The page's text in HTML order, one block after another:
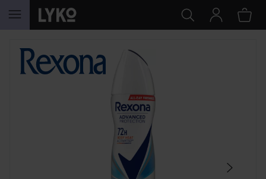
GÅ TIL INNHOLD
HOPP OVER SEKSJON